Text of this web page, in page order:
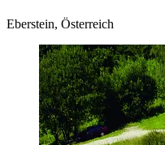
Eberstein, Österreich